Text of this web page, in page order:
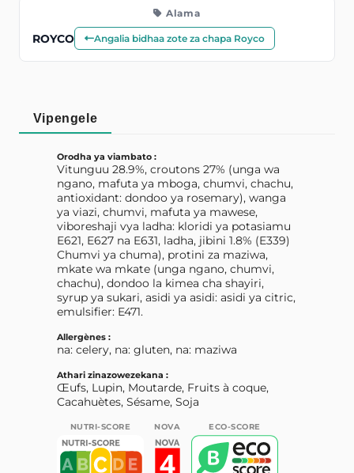
Alama
ROYCO Angalia bidhaa zote za chapa Royco
Vipengele
Orodha ya viambato :
Vitunguu 28.9%, croutons 27% (unga wa
ngano, mafuta ya mboga, chumvi, chachu,
antioxidant: dondoo ya rosemary), wanga
ya viazi, chumvi, mafuta ya mawese,
viboreshaji vya ladha: kloridi ya potasiamu
E621, E627 na E631, ladha, jibini 1.8% (E339)
Chumvi ya chuma), protini za maziwa,
mkate wa mkate (unga ngano, chumvi,
chachu), dondoo la kimea cha shayiri,
syrup ya sukari, asidi ya asidi: asidi ya citric,
emulsifier: E471.
Allergènes :
na: celery, na: gluten, na: maziwa
Athari zinazowezekana :
Œufs, Lupin, Moutarde, Fruits à coque,
Cacahuètes, Sésame, Soja
NUTRI-SCORE NOVA ECO-SCORE